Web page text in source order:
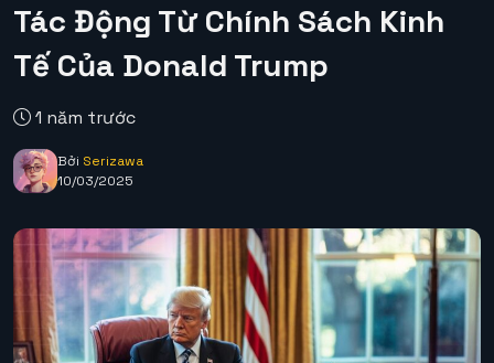
Tác Động Từ Chính Sách Kinh
Tế Của Donald Trump
1 năm trước
Bởi Serizawa
10/03/2025